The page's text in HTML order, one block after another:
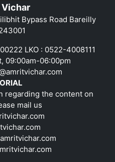
Bypass Road Bareilly
LKO : 0522-4008111
09:00am-06:00pm
regarding the content on
mail us